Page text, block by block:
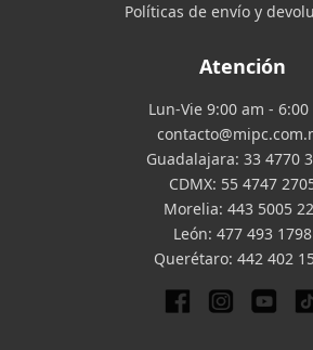
Políticas de envío y
Atención
Lun-Vie 9:00 am -
Guadalajara: 33 4770
CDMX: 55 4747
Morelia: 443 5005
León: 477 493 1798
Querétaro: 442 402